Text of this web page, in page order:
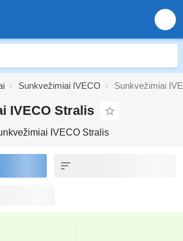
Sunkvežimiai IVECO Sunkvežimiai
IVECO Stralis
IVECO Stralis